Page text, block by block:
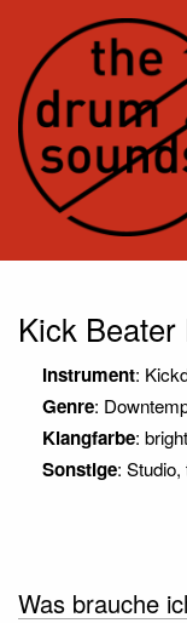
Kick
Instrument:
Genre:
Klangfarbe:
Sonstige:
Was brauche